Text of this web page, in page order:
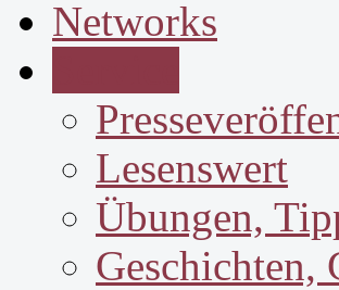
Networks
Lesenswert
Übungen,
Geschichten,